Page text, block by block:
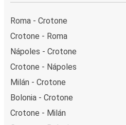
Roma - Crotone
Crotone - Roma
Nápoles - Crotone
Crotone - Nápoles
Milán - Crotone
Bolonia - Crotone
Crotone - Milán